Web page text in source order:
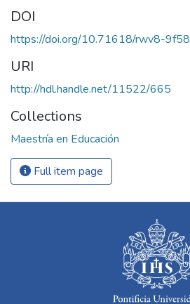
DOI
https://doi.org/10.71618/rwv8-9f58
URI
http://hdl.handle.net/11522/665
Collections
Maestría en Educación
Full item page